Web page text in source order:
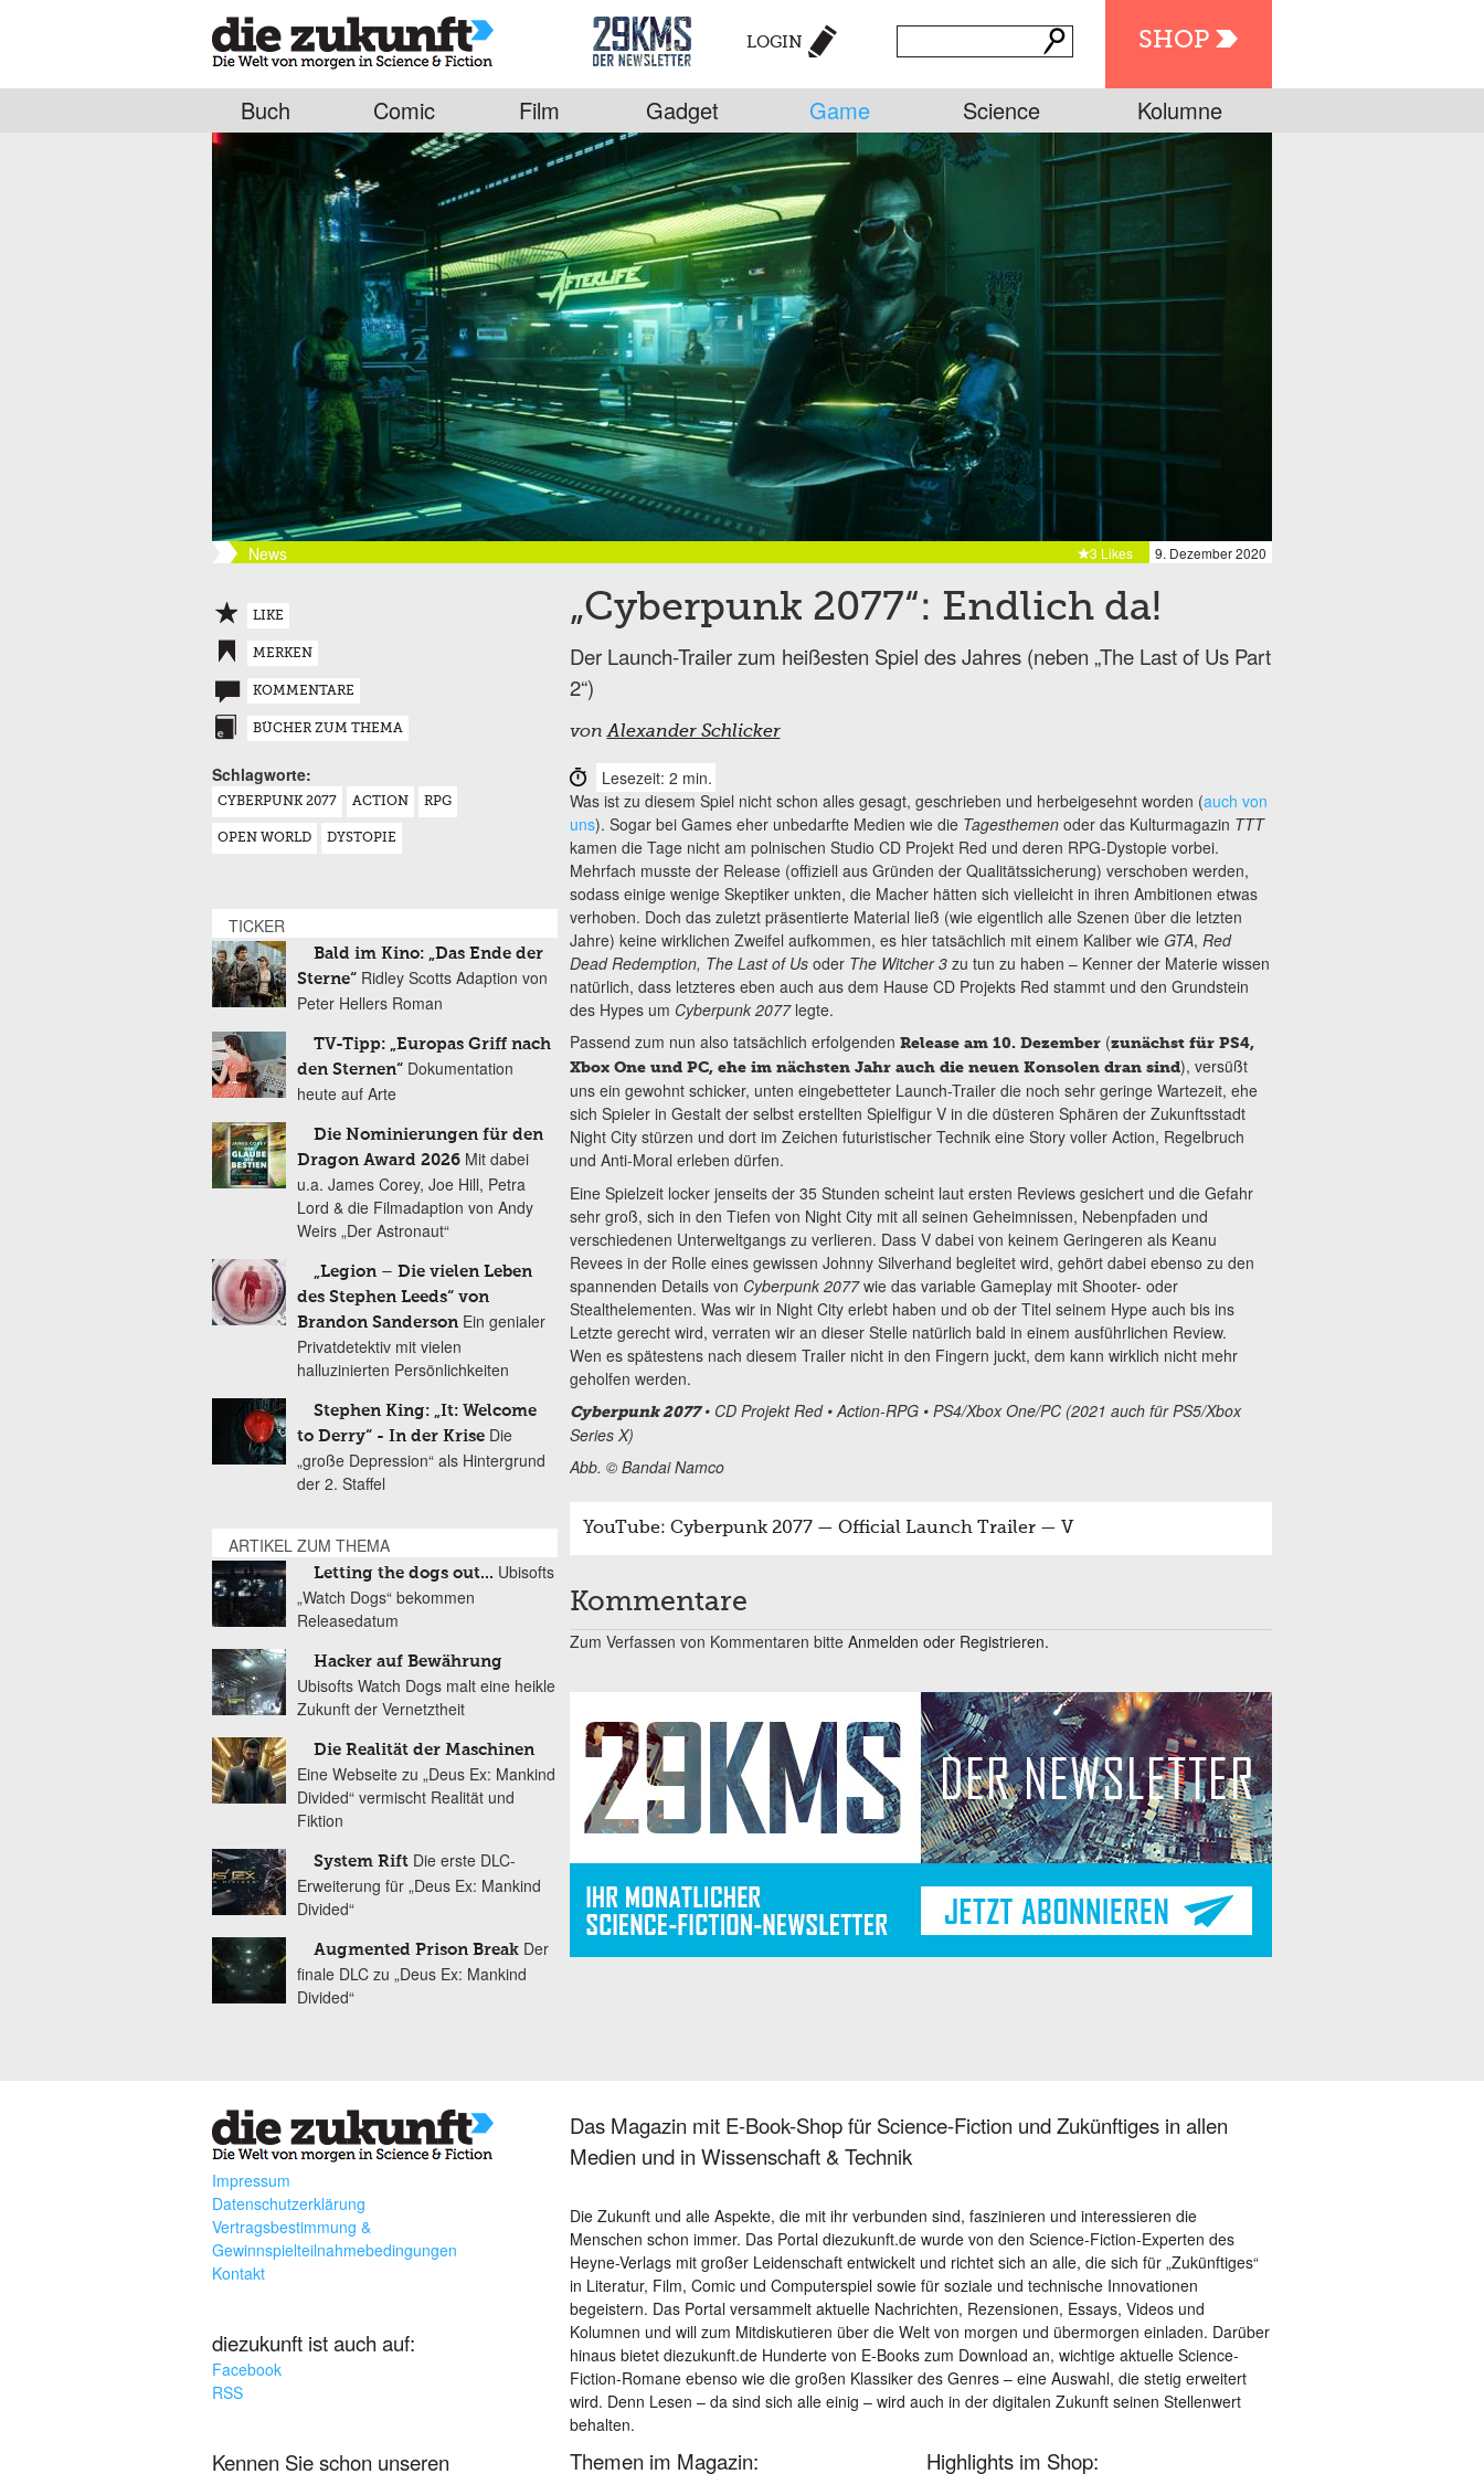
SHOP
LOGIN
Buch Comic Film Gadget Game Science Kolumne
News 9. Dezember 2020
3 Likes
„Cyberpunk 2077“: Endlich da!
Der Launch-Trailer zum heißesten Spiel des Jahres (neben „The Last of Us Part
2“)
vonAlexander Schlicker
Lesezeit: 2 min.
Was ist zu diesem Spiel nicht schon alles gesagt, geschrieben und herbeigesehnt worden (auch von
uns). Sogar bei Games eher unbedarfte Medien wie die Tagesthemenoder das Kulturmagazin TTT
kamen die Tage nicht am polnischen Studio CD Projekt Red und deren RPG-Dystopie vorbei.
Mehrfach musste der Release (offiziell aus Gründen der Qualitätssicherung) verschoben werden,
sodass einige wenige Skeptiker unkten, die Macher hätten sich vielleicht in ihren Ambitionen etwas
verhoben. Doch das zuletzt präsentierte Material ließ (wie eigentlich alle Szenen über die letzten
Jahre) keine wirklichen Zweifel aufkommen, es hier tatsächlich mit einem Kaliber wie GTA, Red
Dead Redemption, The Last of Usoder The Witcher 3zu tun zu haben – Kenner der Materie wissen
natürlich, dass letzteres eben auch aus dem Hause CD Projekts Red stammt und den Grundstein
des Hypes um Cyberpunk 2077legte.
Passend zum nun also tatsächlich erfolgenden Release am 10. Dezember(zunächst für PS4,
Xbox One und PC, ehe im nächsten Jahr auch die neuen Konsolen dran sind), versüßt
uns ein gewohnt schicker, unten eingebetteter Launch-Trailer die noch sehr geringe Wartezeit, ehe
sich Spieler in Gestalt der selbst erstellten Spielfigur V in die düsteren Sphären der Zukunftsstadt
Night City stürzen und dort im Zeichen futuristischer Technik eine Story voller Action, Regelbruch
und Anti-Moral erleben dürfen.
Eine Spielzeit locker jenseits der 35 Stunden scheint laut ersten Reviews gesichert und die Gefahr
sehr groß, sich in den Tiefen von Night City mit all seinen Geheimnissen, Nebenpfaden und
verschiedenen Unterweltgangs zu verlieren. Dass V dabei von keinem Geringeren als Keanu
Revees in der Rolle eines gewissen Johnny Silverhand begleitet wird, gehört dabei ebenso zu den
spannenden Details von Cyberpunk 2077wie das variable Gameplay mit Shooter- oder
Stealthelementen. Was wir in Night City erlebt haben und ob der Titel seinem Hype auch bis ins
Letzte gerecht wird, verraten wir an dieser Stelle natürlich bald in einem ausführlichen Review.
Wen es spätestens nach diesem Trailer nicht in den Fingern juckt, dem kann wirklich nicht mehr
geholfen werden.
Cyberpunk 2077• CD Projekt Red • Action-RPG • PS4/Xbox One/PC (2021 auch für PS5/Xbox
Series X)
Abb. © Bandai Namco
YouTube: Cyberpunk 2077 — Official Launch Trailer — V
Kommentare
Zum Verfassen von Kommentaren bitte Anmelden oder Registrieren.
LIKE
MERKEN
KOMMENTARE
BÜCHER ZUM THEMA
Schlagworte:
CYBERPUNK 2077 ACTION RPG
OPEN WORLD DYSTOPIE
TICKER
Bald im Kino: „Das Ende der
Sterne“ Ridley Scotts Adaption von
Peter Hellers Roman
TV-Tipp: „Europas Griff nach
den Sternen“ Dokumentation
heute auf Arte
Die Nominierungen für den
Dragon Award 2026 Mit dabei
u.a. James Corey, Joe Hill, Petra
Lord & die Filmadaption von Andy
Weirs „Der Astronaut“
„Legion – Die vielen Leben
des Stephen Leeds“ von
Brandon Sanderson Ein genialer
Privatdetektiv mit vielen
halluzinierten Persönlichkeiten
Stephen King: „It: Welcome
to Derry“ - In der Krise Die
„große Depression“ als Hintergrund
der 2. Staffel
ARTIKEL ZUM THEMA
Letting the dogs out... Ubisofts
„Watch Dogs“ bekommen
Releasedatum
Hacker auf Bewährung
Ubisofts Watch Dogs malt eine heikle
Zukunft der Vernetztheit
Die Realität der Maschinen
Eine Webseite zu „Deus Ex: Mankind
Divided“ vermischt Realität und
Fiktion
System Rift Die erste DLC-
Erweiterung für „Deus Ex: Mankind
Divided“
Augmented Prison Break Der
finale DLC zu „Deus Ex: Mankind
Divided“
Impressum
Datenschutzerklärung
Vertragsbestimmung &
Gewinnspielteilnahmebedingungen
Kontakt
diezukunft ist auch auf:
Facebook
RSS
Kennen Sie schon unseren
Das Magazin mit E-Book-Shop für Science-Fiction und Zukünftiges in allen
Medien und in Wissenschaft & Technik
Die Zukunft und alle Aspekte, die mit ihr verbunden sind, faszinieren und interessieren die
Menschen schon immer. Das Portal diezukunft.de wurde von den Science-Fiction-Experten des
Heyne-Verlags mit großer Leidenschaft entwickelt und richtet sich an alle, die sich für „Zukünftiges“
in Literatur, Film, Comic und Computerspiel sowie für soziale und technische Innovationen
begeistern. Das Portal versammelt aktuelle Nachrichten, Rezensionen, Essays, Videos und
Kolumnen und will zum Mitdiskutieren über die Welt von morgen und übermorgen einladen. Darüber
hinaus bietet diezukunft.de Hunderte von E-Books zum Download an, wichtige aktuelle Science-
Fiction-Romane ebenso wie die großen Klassiker des Genres – eine Auswahl, die stetig erweitert
wird. Denn Lesen – da sind sich alle einig – wird auch in der digitalen Zukunft seinen Stellenwert
behalten.
Themen im Magazin: Highlights im Shop: